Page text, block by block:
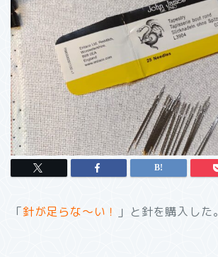
「針が足らな～い！ 」と針を購入した。